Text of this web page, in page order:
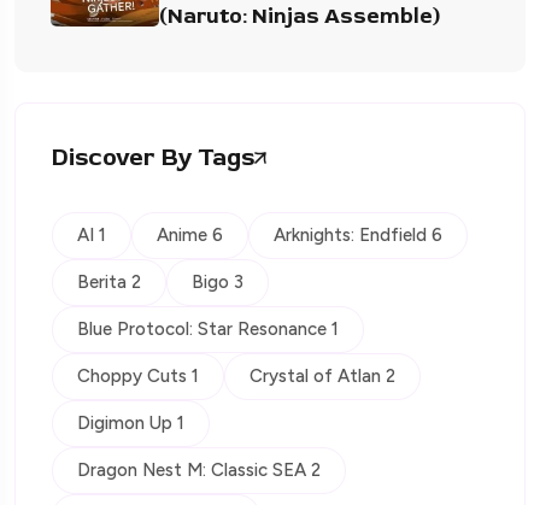
(Naruto: Ninjas Assemble)
Discover By Tags
AI 1 Anime 6 Arknights: Endfield 6
Berita 2 Bigo 3
Blue Protocol: Star Resonance 1
Choppy Cuts 1 Crystal of Atlan 2
Digimon Up 1
Dragon Nest M: Classic SEA 2